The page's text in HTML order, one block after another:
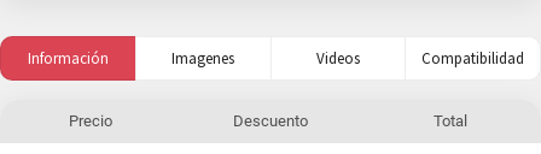
Información Imagenes Videos Compatibilidad
Precio Descuento Total